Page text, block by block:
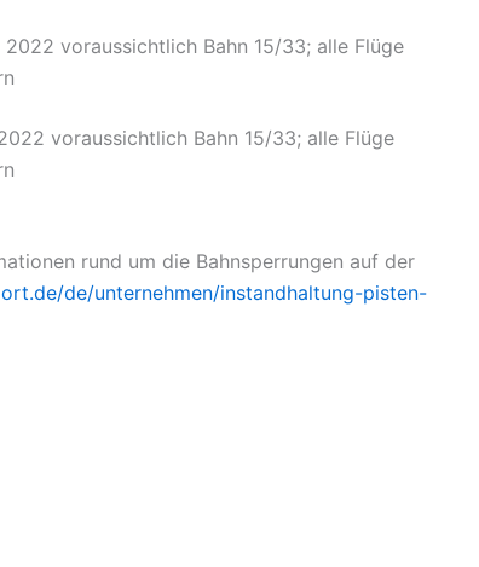
voraussichtlich Bahn 15/33; alle Flüge
voraussichtlich Bahn 15/33; alle Flüge
rund um die Bahnsperrungen auf der
de/unternehmen/instandhaltung-pisten-